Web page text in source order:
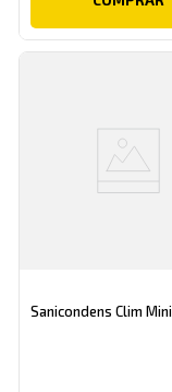
Sanicondens Clim